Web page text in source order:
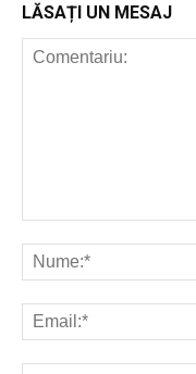
LĂSAȚI UN MESAJ